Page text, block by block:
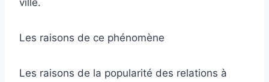
Les raisons de ce phénomène
Les raisons de la popularité des relations à